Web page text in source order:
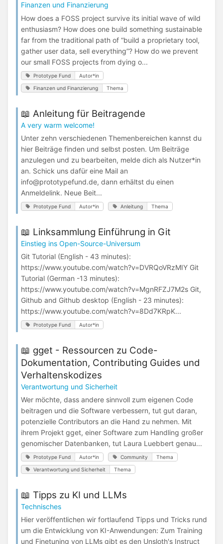
Finanzen und Finanzierung
How does a FOSS project survive its initial wave of wild
enthusiasm? How does one build something sustainable
far from the traditional path of “build a proprietary tool,
gather user data, sell everything”? How do we prevent
our small FOSS projects from dying o...
Prototype Fund Autor*in
Finanzen und Finanzierung Thema
📖 Anleitung für Beitragende
A very warm welcome!
Unter zehn verschiedenen Themenbereichen kannst du
hier Beiträge finden und selbst posten. Um Beiträge
anzulegen und zu bearbeiten, melde dich als Nutzer*in
an. Schick uns dafür eine Mail an
info@prototypefund.de, dann erhältst du einen
Anmeldelink. Neue Beit...
Prototype Fund Autor*in Anleitung Thema
📖 Linksammlung Einführung in Git
Einstieg ins Open-Source-Universum
Git Tutorial (English - 43 minutes):
https://www.youtube.com/watch?v=DVRQoVRzMIY Git
Tutorial (German -13 minutes):
https://www.youtube.com/watch?v=MgnRFZJ7M2s Git,
Github and Github desktop (English - 23 minutes):
https://www.youtube.com/watch?v=8Dd7KRpK...
Prototype Fund Autor*in
📖 gget - Ressourcen zu Code-
Dokumentation, Contributing Guides und
Verhaltenskodizes
Verantwortung und Sicherheit
Wer möchte, dass andere sinnvoll zum eigenen Code
beitragen und die Software verbessern, tut gut daran,
potenzielle Contributors an die Hand zu nehmen. Mit
ihrem Projekt gget, einer Software zum Handling großer
genomischer Datenbanken, tut Laura Luebbert genau...
Prototype Fund Autor*in Community Thema
Verantwortung und Sicherheit Thema
📖 Tipps zu KI und LLMs
Technisches
Hier veröffentlichen wir fortlaufend Tipps und Tricks rund
um die Entwicklung von KI-Anwendungen: Zum Training
und Finetuning von LLMs gibt es den Unsloth's Instruct